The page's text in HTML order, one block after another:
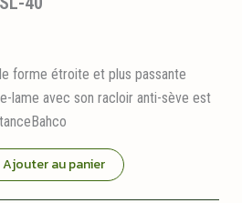
forme étroite et plus passante
lame avec son racloir anti-sève est
Ajouter au panier